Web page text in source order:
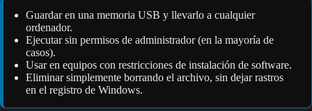
Guardar en una memoria USB y llevarlo a cualquier
ordenador.
Ejecutar sin permisos de administrador (en la mayoría de
casos).
Usar en equipos con restricciones de instalación de software.
Eliminar simplemente borrando el archivo, sin dejar rastros
en el registro de Windows.